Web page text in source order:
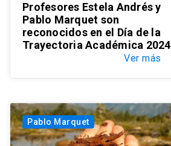
Profesores Estela Andrés y
Pablo Marquet son
reconocidos en el Día de la
Trayectoria Académica 2024
Ver más
Pablo Marquet